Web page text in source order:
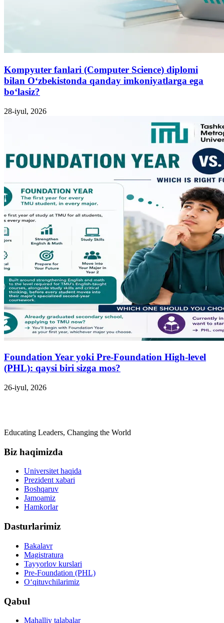
Kompyuter fanlari (Computer Science) diplomi
bilan O‘zbekistonda qanday imkoniyatlarga ega
bo‘lasiz?
28-iyul, 2026
Foundation Year yoki Pre-Foundation High-level
(PHL): qaysi biri sizga mos?
26-iyul, 2026
Educating Leaders, Changing the World
Biz haqimizda
Universitet haqida
Prezident xabari
Boshqaruv
Jamoamiz
Hamkorlar
Dasturlarimiz
Bakalavr
Magistratura
Tayyorlov kurslari
Pre-Foundation (PHL)
O‘qituvchilarimiz
Qabul
Mahalliy talabalar